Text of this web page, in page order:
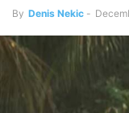
By Denis Nekic -